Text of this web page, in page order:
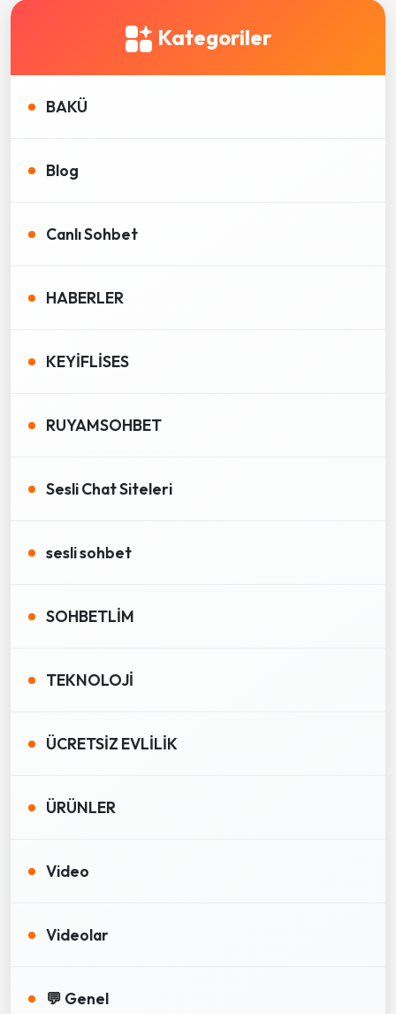
Kategoriler
BAKÜ
Blog
Canlı Sohbet
HABERLER
KEYİFLİSES
RUYAMSOHBET
Sesli Chat Siteleri
sesli sohbet
SOHBETLİM
TEKNOLOJİ
ÜCRETSİZ EVLİLİK
ÜRÜNLER
Video
Videolar
💬 Genel